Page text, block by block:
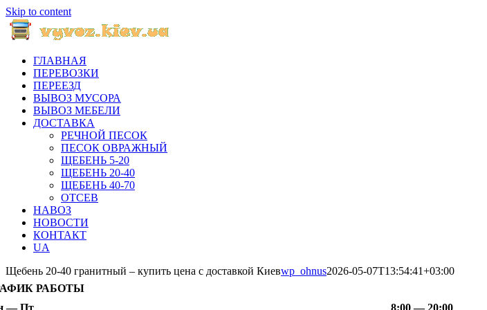
Skip to content
ГЛАВНАЯ
ПЕРЕВОЗКИ
ПЕРЕЕЗД
ВЫВОЗ МУСОРА
ВЫВОЗ МЕБЕЛИ
ДОСТАВКА
РЕЧНОЙ ПЕСОК
ПЕСОК ОВРАЖНЫЙ
ЩЕБЕНЬ 5-20
ЩЕБЕНЬ 20-40
ЩЕБЕНЬ 40-70
ОТСЕВ
НАВОЗ
НОВОСТИ
КОНТАКТ
UA
Щебень 20-40 гранитный – купить цена с доставкой Киевwp_ohnus2026-05-07T13:54:41+03:00
РАБОТЫ
— Пт
8:00 — 20:00